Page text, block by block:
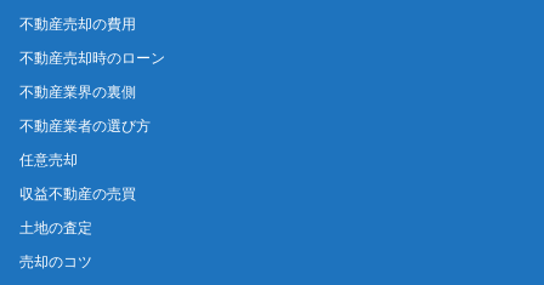
不動産売却の費用
不動産売却時のローン
不動産業界の裏側
不動産業者の選び方
任意売却
収益不動産の売買
土地の査定
売却のコツ